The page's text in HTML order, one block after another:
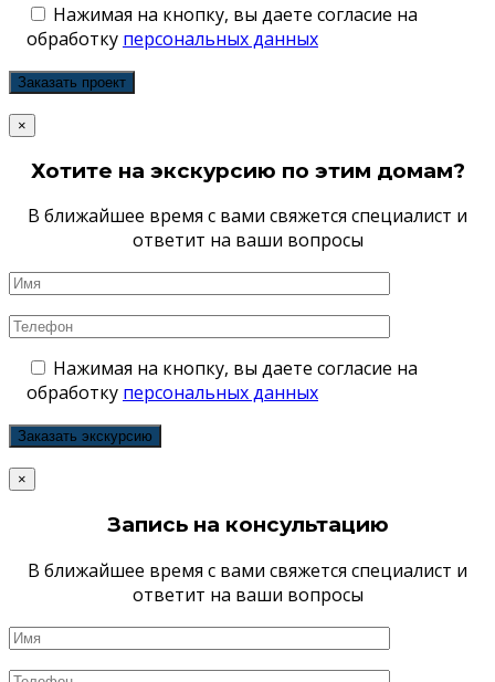
Нажимая на кнопку, вы даете согласие на
обработку персональных данных
×
Хотите на экскурсию по этим домам?
В ближайшее время с вами свяжется специалист и
ответит на ваши вопросы
Нажимая на кнопку, вы даете согласие на
обработку персональных данных
×
Запись на консультацию
В ближайшее время с вами свяжется специалист и
ответит на ваши вопросы